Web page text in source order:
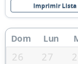
Imprimir Lista
Dom Lun
26 27